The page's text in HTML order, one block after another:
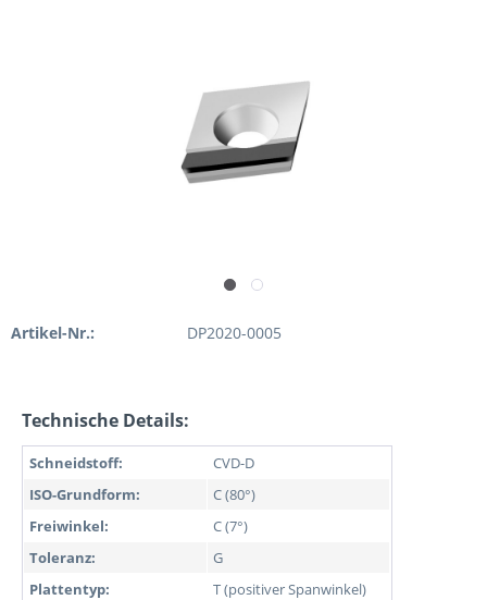
Artikel-Nr.: DP2020-0005
Technische Details:
Schneidstoff:
CVD-D
ISO-Grundform:
C (80°)
Freiwinkel:
C (7°)
Toleranz:
G
Plattentyp:
T (positiver Spanwinkel)